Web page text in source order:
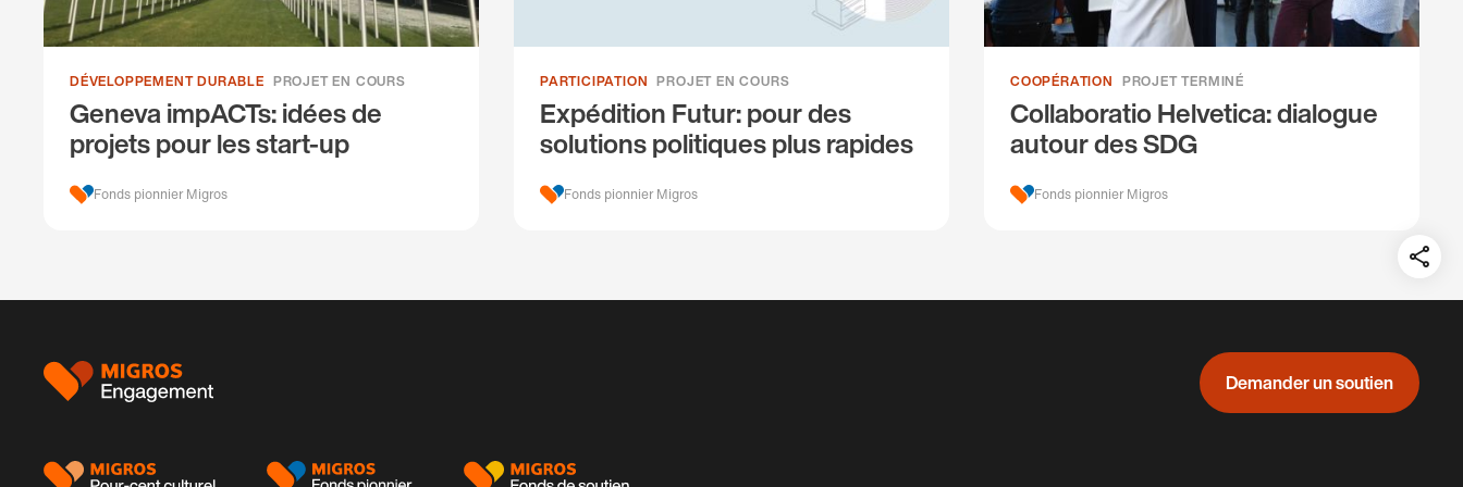
DÉVELOPPEMENT DURABLE PROJET EN COURS
Geneva impACTs: idées de
projets pour les start-up
Fonds pionnier Migros
PARTICIPATION PROJET EN COURS
Expédition Futur: pour des
solutions politiques plus rapides
Fonds pionnier Migros
COOPÉRATION PROJET TERMINÉ
Collaboratio Helvetica: dialogue
autour des SDG
Fonds pionnier Migros
auf:
Demander un soutien